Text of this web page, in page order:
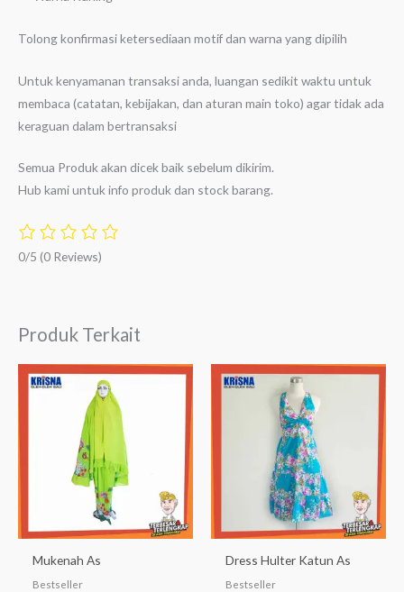
Tolong konfirmasi ketersediaan motif dan warna yang dipilih
Untuk kenyamanan transaksi anda, luangan sedikit waktu untuk
membaca (catatan, kebijakan, dan aturan main toko) agar tidak ada
keraguan dalam bertransaksi
Semua Produk akan dicek baik sebelum dikirim.
Hub kami untuk info produk dan stock barang.
0/5 (0 Reviews)
Produk Terkait
Mukenah As
Bestseller
Dress Hulter Katun As
Bestseller